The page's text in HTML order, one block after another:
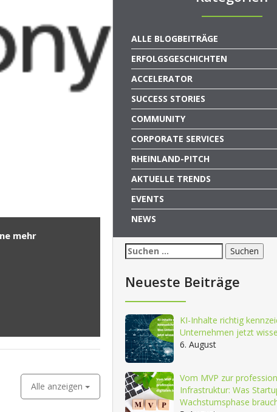
mehr
Alle anzeigen
ALLE BLOGBEITRÄGE
ERFOLGSGESCHICHTEN
ACCELERATOR
SUCCESS STORIES
COMMUNITY
CORPORATE SERVICES
RHEINLAND-PITCH
AKTUELLE TRENDS
EVENTS
NEWS
Suchen
nach:
Neueste Beiträge
KI-Inhalte richtig
Unternehmen jetzt
6. August
Vom MVP zur
Infrastruktur: Was
Wachstumsphase